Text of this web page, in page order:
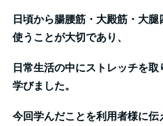
日頃から腸腰筋・大殿筋・大
使うことが大切であり、
日常生活の中にストレッチを
学びました。
今回学んだことを利用者様に伝